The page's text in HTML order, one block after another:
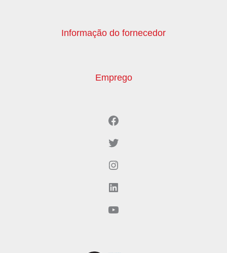
Informação do fornecedor
Emprego
Facebook
Twitter
Instagram
LinkedIn
YouTube